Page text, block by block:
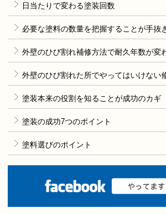
日当たりで変わる塗装回数
必要な塗料の数量を把握することが手抜
外壁のひび割れ補修方法で耐久年数が変
外壁のひび割れた所でやってはいけない
塗装本来の役割を知ることが成功のカギ
塗装の成功7つのポイント
塗料選びのポイント